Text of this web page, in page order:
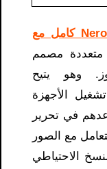
Nero 8 كامل مع
متعددة مصمم
وهو يتيح
الأجهزة
في تحرير
مع الصور
الاحتياطي